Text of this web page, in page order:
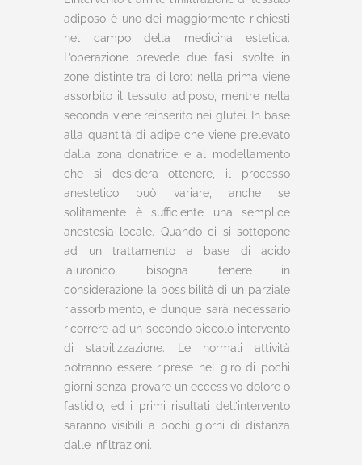
adiposo è uno dei maggiormente richiesti
nel campo della medicina estetica.
L’operazione prevede due fasi, svolte in
zone distinte tra di loro: nella prima viene
assorbito il tessuto adiposo, mentre nella
seconda viene reinserito nei glutei. In base
alla quantità di adipe che viene prelevato
dalla zona donatrice e al modellamento
che si desidera ottenere, il processo
anestetico può variare, anche se
solitamente è sufficiente una semplice
anestesia locale. Quando ci si sottopone
ad un trattamento a base di acido
ialuronico, bisogna tenere in
considerazione la possibilità di un parziale
riassorbimento, e dunque sarà necessario
ricorrere ad un secondo piccolo intervento
di stabilizzazione. Le normali attività
potranno essere riprese nel giro di pochi
giorni senza provare un eccessivo dolore o
fastidio, ed i primi risultati dell’intervento
saranno visibili a pochi giorni di distanza
dalle infiltrazioni.